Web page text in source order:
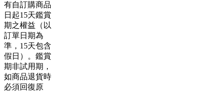
有自訂購商品
日起15天鑑賞
期之權益（以
訂單日期為
準，15天包含
假日）。鑑賞
期非試用期，
如商品退貨時
必須回復原